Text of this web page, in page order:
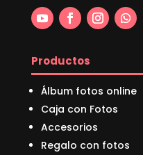
Productos
Álbum fotos online
Caja con Fotos
Accesorios
Regalo con fotos